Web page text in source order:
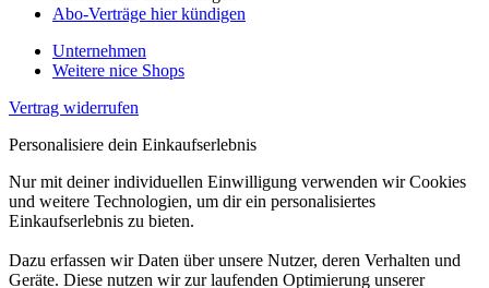
Abo-Verträge hier kündigen
Unternehmen
Weitere nice Shops
Vertrag widerrufen
Personalisiere dein Einkaufserlebnis
Nur mit deiner individuellen Einwilligung verwenden wir Cookies
und weitere Technologien, um dir ein personalisiertes
Einkaufserlebnis zu bieten.
Dazu erfassen wir Daten über unsere Nutzer, deren Verhalten und
Geräte. Diese nutzen wir zur laufenden Optimierung unserer